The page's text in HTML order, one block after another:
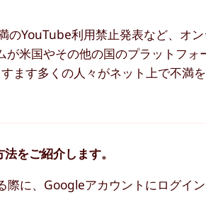
のYouTube利用禁止発表など、オ
米国やその他の国のプラットフ
ます多くの人々がネット上で不満
をご紹介します。
に、Googleアカウントにログイン